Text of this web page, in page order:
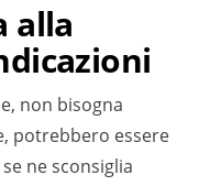
alla
non bisogna
potrebbero essere
ne sconsiglia